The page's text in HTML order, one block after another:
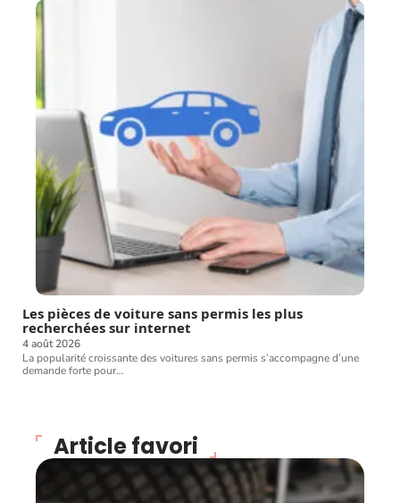
Les pièces de voiture sans permis les plus
recherchées sur internet
4 août 2026
La popularité croissante des voitures sans permis s’accompagne d’une
demande forte pour…
Article favori